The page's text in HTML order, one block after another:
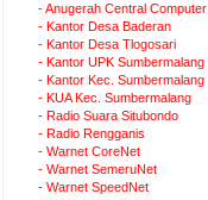
- Anugerah Central Computer
- Kantor Desa Baderan
- Kantor Desa Tlogosari
- Kantor UPK Sumbermalang
- Kantor Kec. Sumbermalang
- KUA Kec. Sumbermalang
- Radio Suara Situbondo
- Radio Rengganis
- Warnet CoreNet
- Warnet SemeruNet
- Warnet SpeedNet